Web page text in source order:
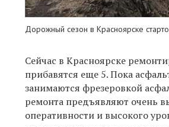
Дорожный сезон в Красноярске
Сейчас в Красноярске
прибавятся еще 5. Пока
занимаются фрезеровкой
ремонта предъявляют очень
оперативности и высокого